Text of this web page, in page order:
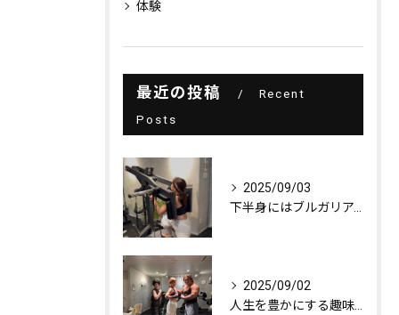
体験
最近の投稿
Recent
Posts
2025/09/03
2025/09/02